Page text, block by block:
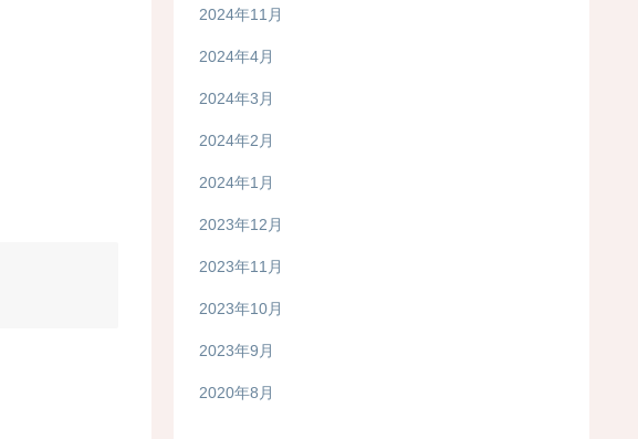
2024年11月
2024年4月
2024年3月
2024年2月
2024年1月
2023年12月
2023年11月
2023年10月
2023年9月
2020年8月